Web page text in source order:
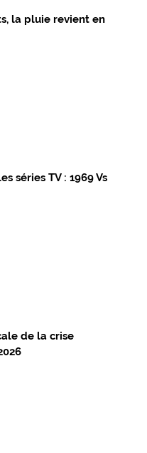
la pluie revient en
séries TV : 1969 Vs
de la crise